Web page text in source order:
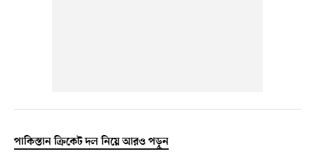
পাকিস্তান ক্রিকেট দল নিয়ে আরও পড়ুন